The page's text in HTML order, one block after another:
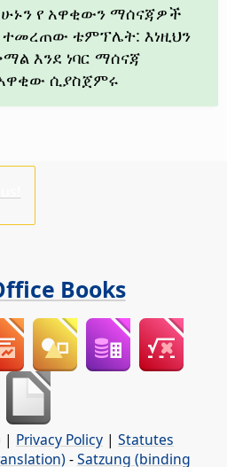
የ አዋቂውን ማሰናጃዎች
ተመረጠው ቴምፕሌት: እነዚህን
እንደ ነባር ማሰናጃ
ሲያስጀምሩ
Books
| Privacy Policy | Statutes
-Satzung (binding